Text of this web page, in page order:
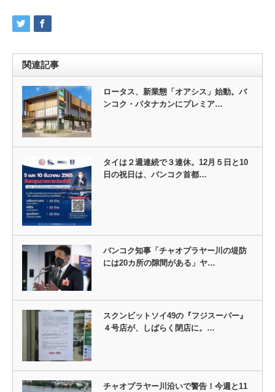
関連記事
ロータス、新業態「オアシス」始動。バ
ンコク・パタナカンにプレミア…
タイは２週連続で３連休。12月５日と10
日の祝日は、バンコク首都…
バンコク知事「チャオプラヤー川の堤防
には20カ所の隙間がある」ヤ…
スクンビットソイ49の『フジスーパー』
４号店が、しばらく閉店に。…
チャオプラヤー川沿いで警告！今週と11